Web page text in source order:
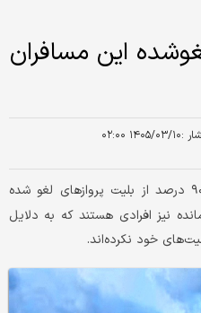
این مسافران
:۱۴۰۵/۰۳/۱۰ ۰۲:۰۰
بر اساس مستندات بیش از ۹۰ درصد از بلیت‌ پروازهای لغو شده
درصد باقی‌مانده نیز افرادی هستند که به دلایل
خود نکرده‌اند.